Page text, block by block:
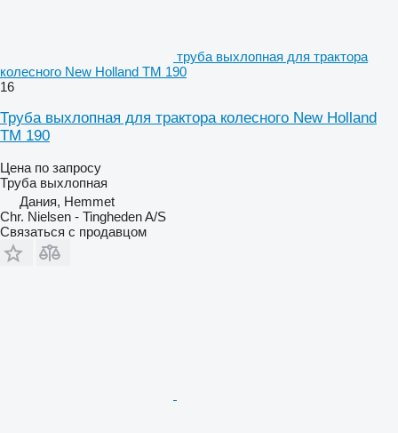
труба выхлопная для трактора
колесного New Holland TM 190
16
Труба выхлопная для трактора колесного New Holland
TM 190
Цена по запросу
Труба выхлопная
Дания, Hemmet
Chr. Nielsen - Tingheden A/S
Связаться с продавцом